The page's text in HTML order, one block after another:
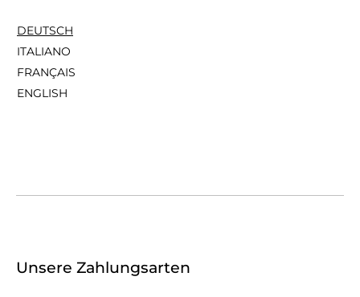
DEUTSCH
ITALIANO
FRANÇAIS
ENGLISH
Unsere Zahlungsarten